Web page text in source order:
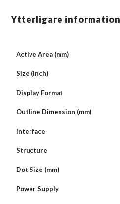
Ytterligare information
Active Area (mm)
Size (inch)
Display Format
Outline Dimension (mm)
Interface
Structure
Dot Size (mm)
Power Supply